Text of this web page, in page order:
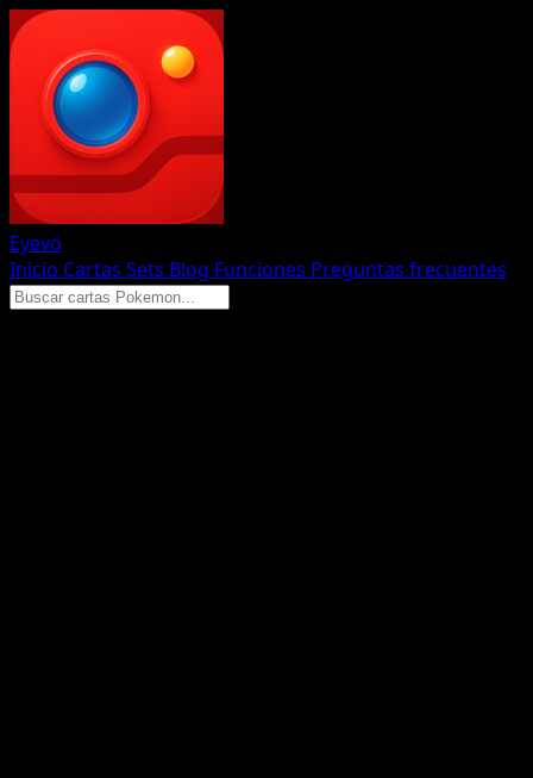
Eyevo
Inicio Cartas Sets Blog Funciones Preguntas frecuentes